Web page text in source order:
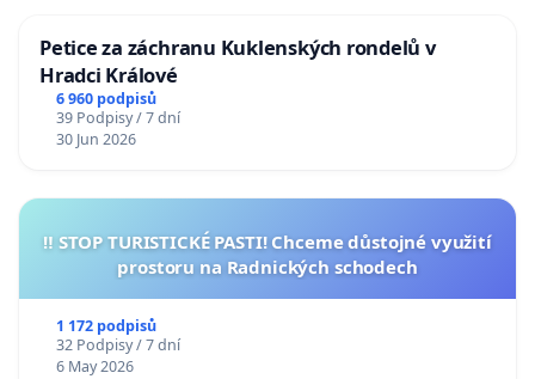
Petice za záchranu Kuklenských rondelů v
Hradci Králové
6 960 podpisů
39 Podpisy / 7 dní
30 Jun 2026
‼️ STOP TURISTICKÉ PASTI! Chceme důstojné využití
prostoru na Radnických schodech
1 172 podpisů
32 Podpisy / 7 dní
6 May 2026